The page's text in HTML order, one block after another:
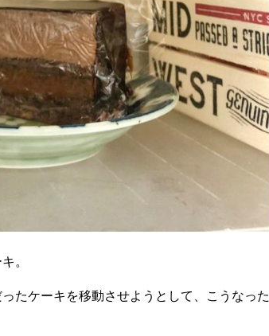
。
たケーキを移動させようとして、こうなった